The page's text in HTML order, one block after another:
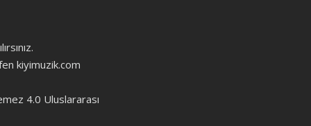
kiyimuzik.com
4.0 Uluslararası